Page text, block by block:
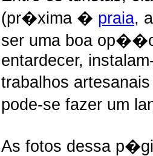
(pr�xima � praia,
ser uma boa
entardecer,
trabalhos
pode-se fazer um
As fotos dessa